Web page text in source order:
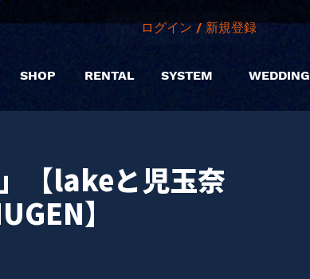
SHOP
ログイン / 新規登録
RENTAL SYSTEM WEDDING
【lakeと児玉奈
】